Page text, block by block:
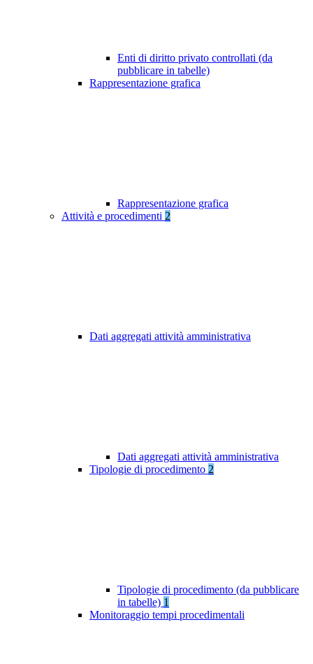
Enti di diritto privato controllati (da
pubblicare in tabelle)
Rappresentazione grafica
Rappresentazione grafica
Attività e procedimenti 2
Dati aggregati attività amministrativa
Dati aggregati attività amministrativa
Tipologie di procedimento 2
Tipologie di procedimento (da pubblicare
in tabelle) 1
Monitoraggio tempi procedimentali